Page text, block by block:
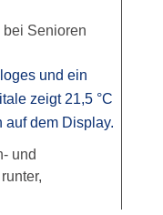
Senioren
und